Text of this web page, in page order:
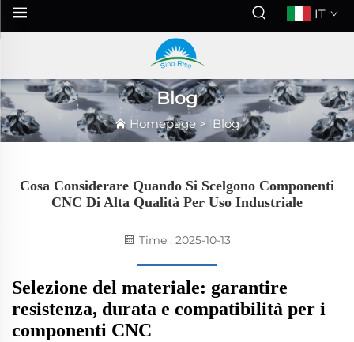
IT
Blog
Homepage > Blog
Cosa Considerare Quando Si Scelgono Componenti
CNC Di Alta Qualità Per Uso Industriale
Time : 2025-10-13
Selezione del materiale: garantire
resistenza, durata e compatibilità per i
componenti CNC